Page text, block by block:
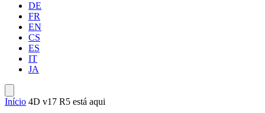
DE
FR
EN
CS
ES
IT
JA
Início 4D v17 R5 está aqui